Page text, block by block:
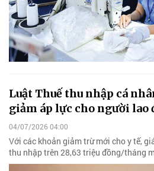
Luật Thuế thu nhập cá
giảm áp lực cho người lao
04/07/2026 04:00
Với các khoản giảm trừ mới cho y tế,
thu nhập trên 28,63 triệu đồng/tháng